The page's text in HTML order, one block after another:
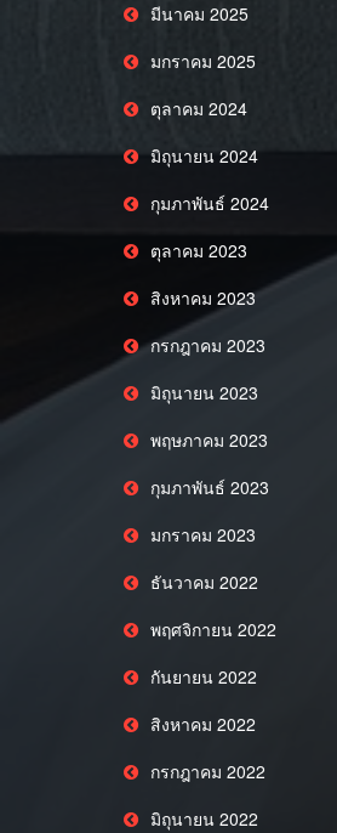
มีนาคม 2025
มกราคม 2025
ตุลาคม 2024
มิถุนายน 2024
กุมภาพันธ์ 2024
ตุลาคม 2023
สิงหาคม 2023
กรกฎาคม 2023
มิถุนายน 2023
พฤษภาคม 2023
กุมภาพันธ์ 2023
มกราคม 2023
ธันวาคม 2022
พฤศจิกายน 2022
กันยายน 2022
สิงหาคม 2022
กรกฎาคม 2022
มิถุนายน 2022